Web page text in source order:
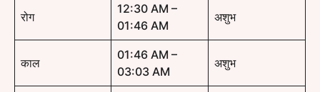
रोग
12:30 AM –
01:46 AM
अशुभ
काल
01:46 AM –
03:03 AM
अशुभ